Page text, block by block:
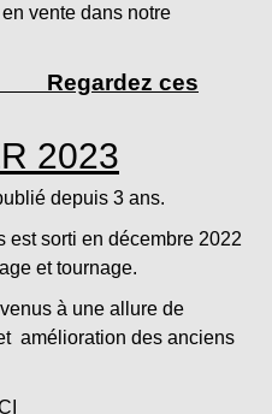
vente dans notre
Regardez ces
2023
depuis 3 ans.
est sorti en décembre 2022
et tournage.
à une allure de
amélioration des anciens